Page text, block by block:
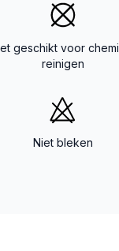
geschikt voor
reinigen
Niet bleken